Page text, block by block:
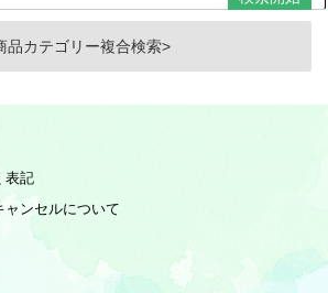
品カテゴリー複合検索>
表記
ンセルについて